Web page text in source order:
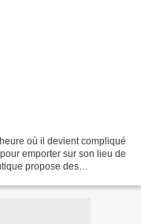
où il devient compliqué
emporter sur son lieu de
propose des